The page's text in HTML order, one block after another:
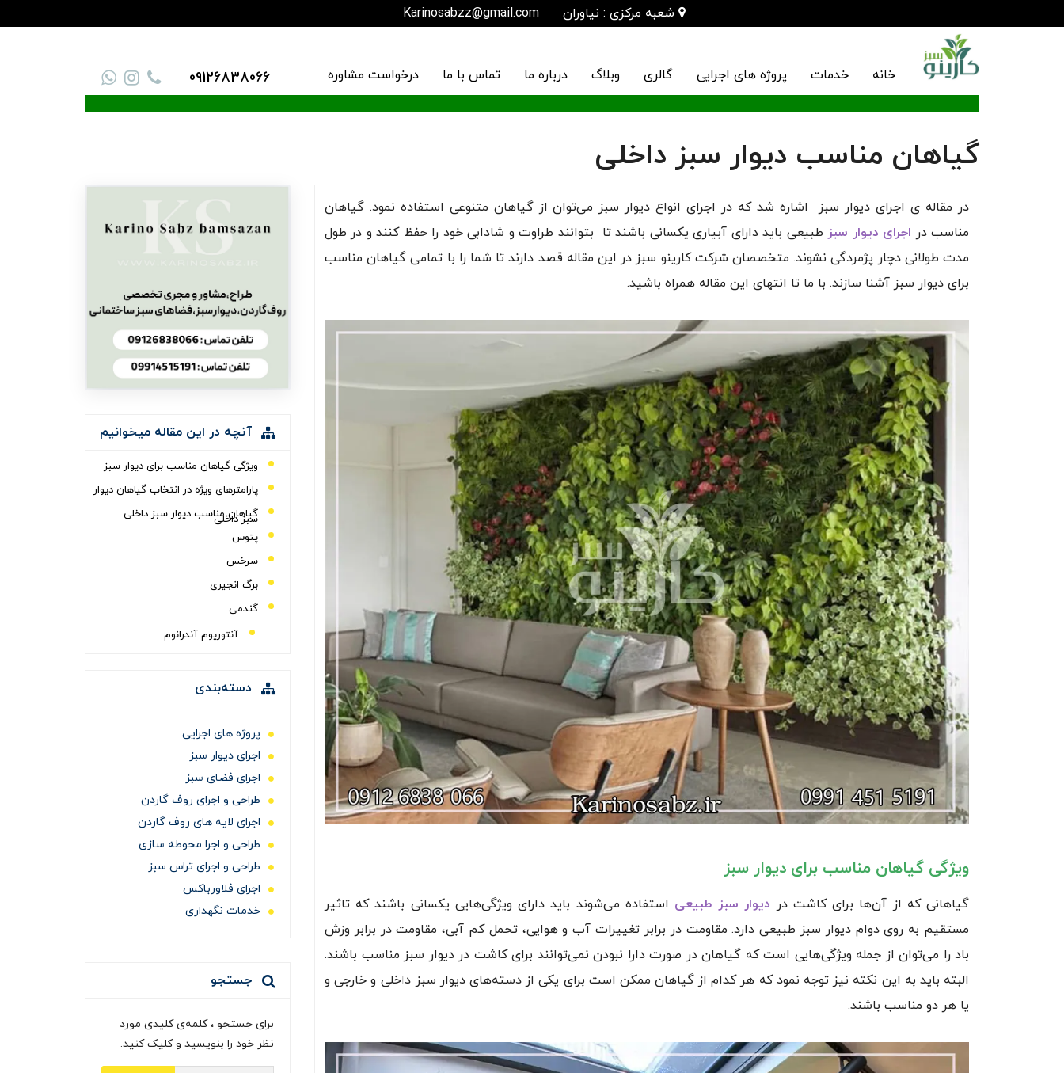
شعبه مرکزی : نیاوران Karinosabzz@gmail.com
خانه خدمات پروژه های اجرایی گالری وبلاگ درباره ما تماس با ما درخواست مشاوره 09126838066
گیاهان مناسب دیوار سبز داخلی
در مقاله ی اجرای دیوار سبز اشاره شد که در اجرای انواع دیوار سبز می‌توان از گیاهان متنوعی استفاده نمود. گیاهان
مناسب در اجرای دیوار سبز طبیعی باید دارای آبیاری یکسانی باشند تا بتوانند طراوت و شادابی خود را حفظ کنند و در طول
مدت طولانی دچار پژمردگی نشوند. متخصصان شرکت کارینو سبز در این مقاله قصد دارند تا شما را با تمامی گیاهان مناسب
برای دیوار سبز آشنا سازند. با ما تا انتهای این مقاله همراه باشید.
ویژگی گیاهان مناسب برای دیوار سبز
گیاهانی که از آن‌ها برای کاشت در دیوار سبز طبیعی استفاده می‌شوند باید دارای ویژگی‌هایی یکسانی باشند که تاثیر
مستقیم به روی دوام دیوار سبز طبیعی دارد. مقاومت در برابر تغییرات آب و هوایی، تحمل کم آبی، مقاومت در برابر وزش
باد را می‌توان از جمله ویژگی‌هایی است که گیاهان در صورت دارا نبودن نمی‌توانند برای کاشت در دیوار سبز مناسب باشند.
البته باید به این نکته نیز توجه نمود که هر کدام از گیاهان ممکن است برای یکی از دسته‌های دیوار سبز داخلی و خارجی و
یا هر دو مناسب باشند.
آنچه در این مقاله میخوانیم
ویژگی گیاهان مناسب برای دیوار سبز
پارامترهای ویژه در انتخاب گیاهان دیوار
سبز داخلی
گیاهان مناسب دیوار سبز داخلی
پتوس
سرخس
برگ انجیری
گندمی
آنتوریوم آندرانوم
دسته‌بندی
پروژه های اجرایی
اجرای دیوار سبز
اجرای فضای سبز
طراحی و اجرای روف گاردن
اجرای لایه های روف گاردن
طراحی و اجرا محوطه سازی
طراحی و اجرای تراس سبز
اجرای فلاورباکس
خدمات نگهداری
جستجو
برای جستجو ، کلمه‌ی کلیدی مورد
نظر خود را بنویسید و کلیک کنید.